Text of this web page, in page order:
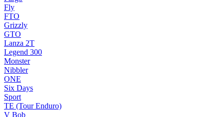
Fly
FTO
Grizzly
GTO
Lanza 2T
Legend 300
Monster
Nibbler
ONE
Six Days
Sport
TE (Tour Enduro)
V Bob